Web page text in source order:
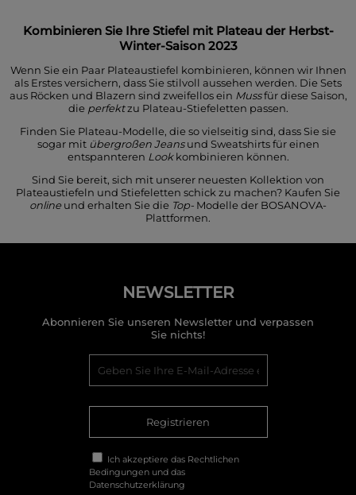
Kombinieren Sie Ihre Stiefel mit Plateau der Herbst-
Winter-Saison 2023
Wenn Sie ein Paar Plateaustiefel kombinieren, können wir Ihnen
als Erstes versichern, dass Sie stilvoll aussehen werden. Die Sets
aus Röcken und Blazern sind zweifellos ein Muss für diese Saison,
die perfekt zu Plateau-Stiefeletten passen.
Finden Sie Plateau-Modelle, die so vielseitig sind, dass Sie sie
sogar mit übergroßen Jeans und Sweatshirts für einen
entspannteren Lookkombinieren können.
Sind Sie bereit, sich mit unserer neuesten Kollektion von
Plateaustiefeln und Stiefeletten schick zu machen? Kaufen Sie
onlineund erhalten Sie die Top- Modelleder BOSANOVA-
Plattformen.
NEWSLETTER
Abonnieren Sie unseren Newsletter und verpassen
Sie nichts!
Registrieren
Ich akzeptiere das Rechtlichen
Bedingungen und das
Datenschutzerklärung